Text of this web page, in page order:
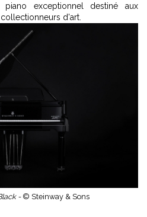
exceptionnel destiné aux
d'art.
- © Steinway & Sons